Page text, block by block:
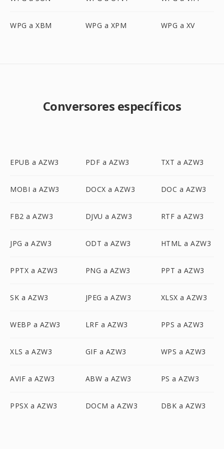
WPG a XBM WPG a XPM WPG a XV
Conversores específicos
EPUB a AZW3 PDF a AZW3 TXT a AZW3
MOBI a AZW3 DOCX a AZW3 DOC a AZW3
FB2 a AZW3 DJVU a AZW3 RTF a AZW3
JPG a AZW3 ODT a AZW3 HTML a AZW3
PPTX a AZW3 PNG a AZW3 PPT a AZW3
SK a AZW3 JPEG a AZW3 XLSX a AZW3
WEBP a AZW3 LRF a AZW3 PPS a AZW3
XLS a AZW3 GIF a AZW3 WPS a AZW3
AVIF a AZW3 ABW a AZW3 PS a AZW3
PPSX a AZW3 DOCM a AZW3 DBK a AZW3